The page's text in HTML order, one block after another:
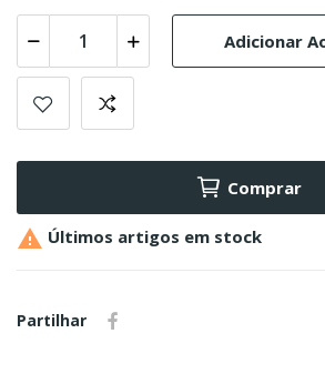
Adicionar
Comprar
 Últimos artigos em stock
Partilhar